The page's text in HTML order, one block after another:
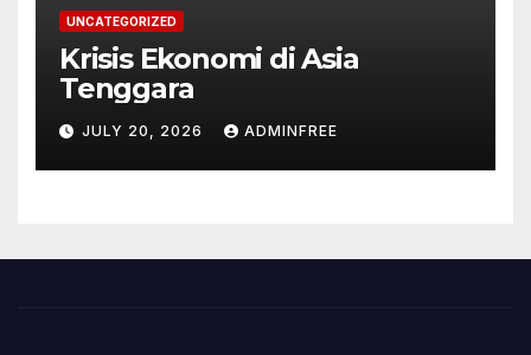
UNCATEGORIZED
Krisis Ekonomi di Asia
Tenggara
JULY 20, 2026 ADMINFREE